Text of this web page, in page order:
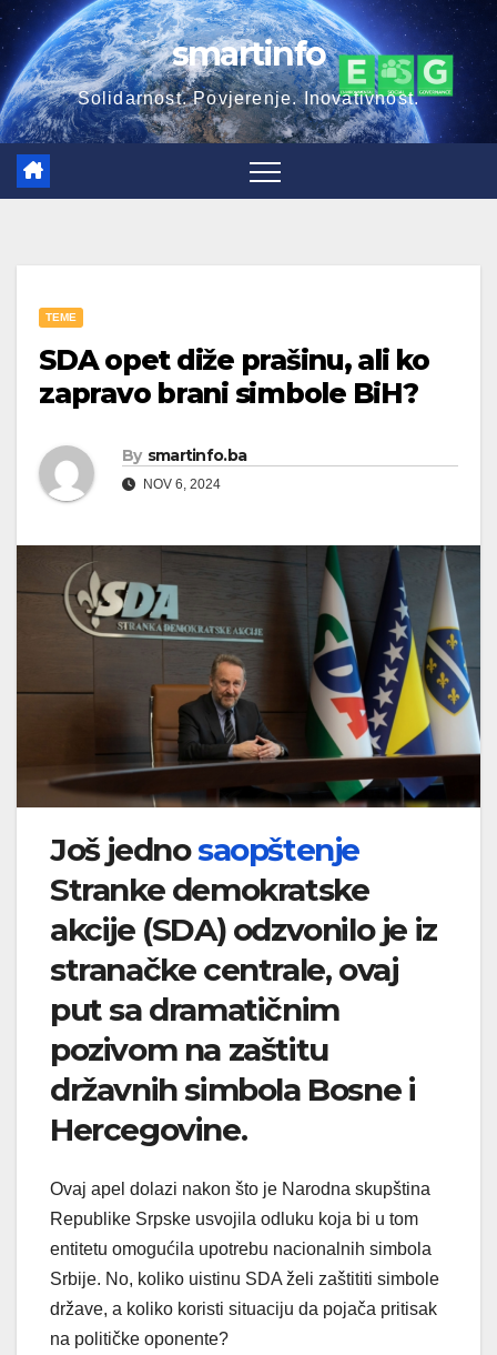
Skip
to
content
smartinfo
Solidarnost. Povjerenje. Inovativnost.
TEME
SDA opet diže prašinu, ali ko
zapravo brani simbole BiH?
By smartinfo.ba
NOV 6, 2024
Još jednosaopštenje
Stranke demokratske
akcije (SDA) odzvonilo je iz
stranačke centrale, ovaj
put sa dramatičnim
pozivom na zaštitu
državnih simbola Bosne i
Hercegovine.
Ovaj apel dolazi nakon što je Narodna skupština
Republike Srpske usvojila odluku koja bi u tom
entitetu omogućila upotrebu nacionalnih simbola
Srbije. No, koliko uistinu SDA želi zaštititi simbole
države, a koliko koristi situaciju da pojača pritisak
na političke oponente?